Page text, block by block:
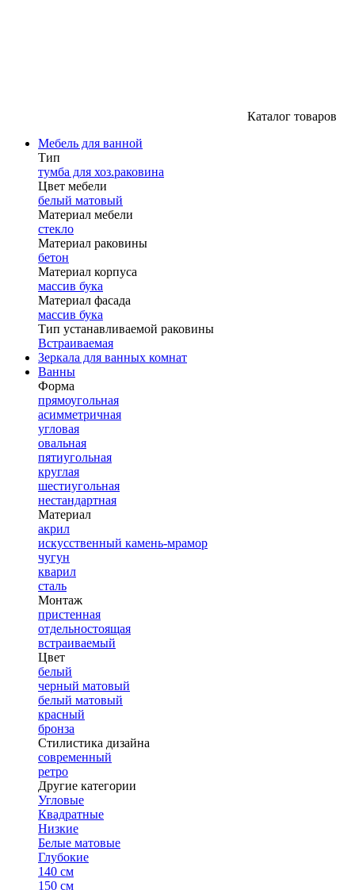
Каталог товаров
Мебель для ванной
Тип
тумба для хоз.раковина
Цвет мебели
белый матовый
Материал мебели
стекло
Материал раковины
бетон
Материал корпуса
массив бука
Материал фасада
массив бука
Тип устанавливаемой раковины
Встраиваемая
Зеркала для ванных комнат
Ванны
Форма
прямоугольная
асимметричная
угловая
овальная
пятиугольная
круглая
шестиугольная
нестандартная
Материал
акрил
искусственный камень-мрамор
чугун
кварил
сталь
Монтаж
пристенная
отдельностоящая
встраиваемый
Цвет
белый
черный матовый
белый матовый
красный
бронза
Стилистика дизайна
современный
ретро
Другие категории
Угловые
Квадратные
Низкие
Белые матовые
Глубокие
140 см
150 см